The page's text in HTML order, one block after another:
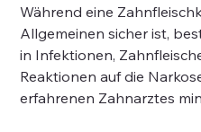
Während eine
Allgemeinen sicher ist,
in Infektionen,
Reaktionen auf die
erfahrenen Zahnarztes